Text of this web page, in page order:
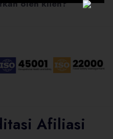
oleh klien?
Afiliasi